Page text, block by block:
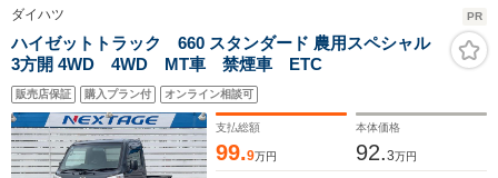
ダイハツ PR
ハイゼットトラック 660 スタンダード 農用スペシャル
3方開 4WD 4WD MT車 禁煙車 ETC
販売店保証 購入プラン付 オンライン相談可
支払総額
99.9万円
本体価格
92.3万円